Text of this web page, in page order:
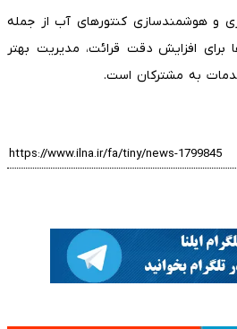
و هوشمندسازی کنتورهای آب از جمله
برای افزایش دقت قرائت، مدیریت بهتر
به مشترکان است.